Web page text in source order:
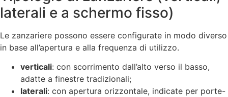
laterali e a schermo fisso)
Le zanzariere possono essere configurate in modo diverso
in base all’apertura e alla frequenza di utilizzo.
verticali: con scorrimento dall’alto verso il basso,
adatte a finestre tradizionali;
laterali: con apertura orizzontale, indicate per porte-